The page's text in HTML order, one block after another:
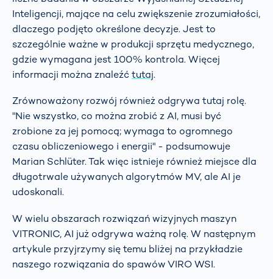
Inteligencji, mające na celu zwiększenie zrozumiałości,
dlaczego podjęto określone decyzje. Jest to
szczególnie ważne w produkcji sprzętu medycznego,
gdzie wymagana jest 100% kontrola. Więcej
informacji można znaleźćtutaj.
Zrównoważony rozwój również odgrywa tutaj rolę.
"Nie wszystko, co można zrobić z AI, musi być
zrobione za jej pomocą; wymaga to ogromnego
czasu obliczeniowego i energii" - podsumowuje
Marian Schlüter. Tak więc istnieje również miejsce dla
długotrwale używanych algorytmów MV, ale AI je
udoskonali.
W wielu obszarach rozwiązań wizyjnych maszyn
VITRONIC, AI już odgrywa ważną rolę. W następnym
artykule przyjrzymy się temu bliżej na przykładzie
naszego rozwiązania do spawów VIRO WSI.